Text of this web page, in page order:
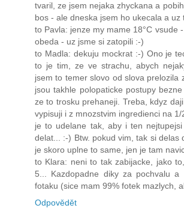
tvaril, ze jsem nejaka zhyckana a
bos - ale dneska jsem ho ukecala a uz
to Pavla: jenze my mame 18°C vsude
obeda - uz jsme si zatopili :-)
to Madla: dekuju mockrat :-) Ono je
to je tim, ze ve strachu, abych
jsem to temer slovo od slova prelozila
jsou takhle polopaticke postupy
ze to trosku prehaneji. Treba, kdyz
vypisuji i z mnozstvim ingredienci na
je to udelane tak, aby i ten
delat... :-) Btw. pokud vim, tak si delas
je skoro uplne to same, jen je tam
to Klara: neni to tak zabijacke, jako
5... Kazdopadne diky za pochvalu a
fotaku (sice mam 99% fotek mazlych,
Odpovědět